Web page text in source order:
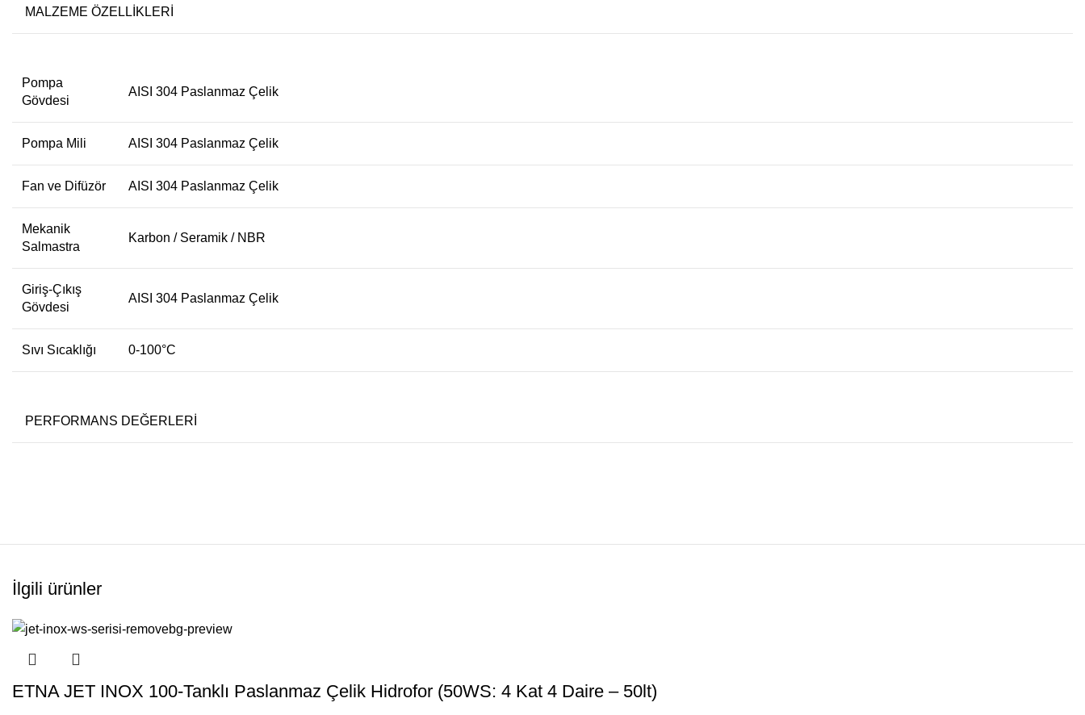
MALZEME ÖZELLİKLERİ
Pompa
Gövdesi
AISI 304 Paslanmaz Çelik
Pompa Mili AISI 304 Paslanmaz Çelik
Fan ve Difüzör AISI 304 Paslanmaz Çelik
Mekanik
Salmastra
Karbon / Seramik / NBR
Giriş-Çıkış
Gövdesi
AISI 304 Paslanmaz Çelik
Sıvı Sıcaklığı 0-100°C
PERFORMANS DEĞERLERİ
İlgili ürünler
ETNA JET INOX 100-Tanklı Paslanmaz Çelik Hidrofor (50WS: 4 Kat 4 Daire – 50lt)